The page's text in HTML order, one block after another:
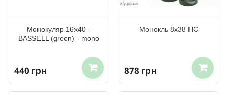
Монокуляр 16x40 -
BASSELL (green) - mono
440 грн
Монокль 8х38 HC
878 грн